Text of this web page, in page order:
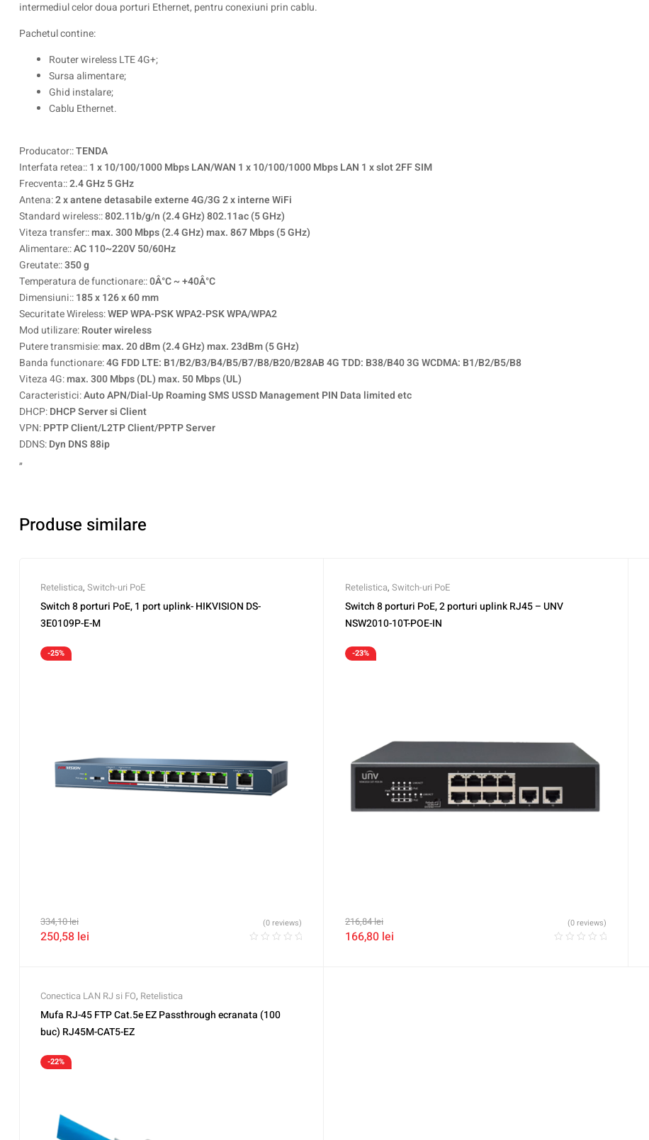
intermediul celor doua porturi Ethernet, pentru conexiuni prin cablu.
Pachetul contine:
Router wireless LTE 4G+;
Sursa alimentare;
Ghid instalare;
Cablu Ethernet.
Producator::TENDA
Interfata retea::1 x 10/100/1000 Mbps LAN/WAN 1 x 10/100/1000 Mbps LAN 1 x slot 2FF SIM
Frecventa::2.4 GHz 5 GHz
Antena:2 x antene detasabile externe 4G/3G 2 x interne WiFi
Standard wireless::802.11b/g/n (2.4 GHz) 802.11ac (5 GHz)
Viteza transfer::max. 300 Mbps (2.4 GHz) max. 867 Mbps (5 GHz)
Alimentare::AC 110~220V 50/60Hz
Greutate::350 g
Temperatura de functionare::0Â°C ~ +40Â°C
Dimensiuni::185 x 126 x 60 mm
Securitate Wireless:WEP WPA-PSK WPA2-PSK WPA/WPA2
Mod utilizare:Router wireless
Putere transmisie:max. 20 dBm (2.4 GHz) max. 23dBm (5 GHz)
Banda functionare:4G FDD LTE: B1/B2/B3/B4/B5/B7/B8/B20/B28AB 4G TDD: B38/B40 3G WCDMA: B1/B2/B5/B8
Viteza 4G:max. 300 Mbps (DL) max. 50 Mbps (UL)
Caracteristici:Auto APN/Dial-Up Roaming SMS USSD Management PIN Data limited etc
DHCP:DHCP Server si Client
VPN:PPTP Client/L2TP Client/PPTP Server
DDNS:Dyn DNS 88ip
„
Produse similare
Retelistica, Switch-uri PoE
Switch 8 porturi PoE, 1 port uplink- HIKVISION DS-
3E0109P-E-M
-25%
334,10lei
250,58 lei
(0 reviews)
Retelistica, Switch-uri PoE
Switch 8 porturi PoE, 2 porturi uplink RJ45 – UNV
NSW2010-10T-POE-IN
-23%
216,84lei
166,80 lei
(0 reviews)
Conectica LAN RJ si FO, Retelistica
Mufa RJ-45 FTP Cat.5e EZ Passthrough ecranata (100
buc) RJ45M-CAT5-EZ
-22%